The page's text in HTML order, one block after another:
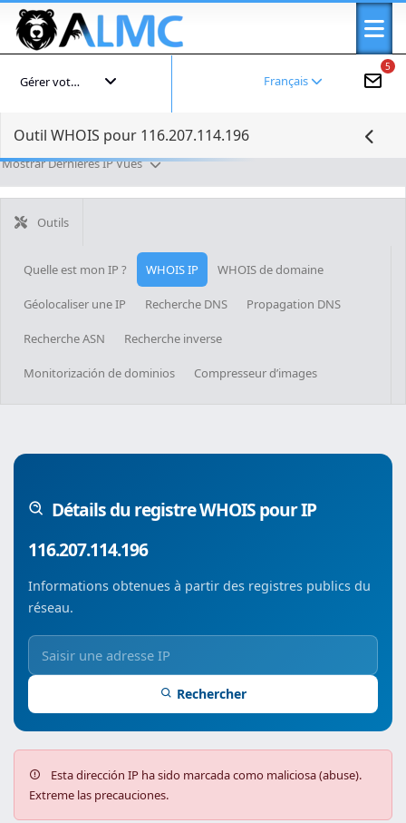
5
Français
Gérer votre compte
Outil WHOIS pour 116.207.114.196
Mostrar Dernières IP Vues
Outils
Quelle est mon IP ? WHOIS IP WHOIS de domaine
Géolocaliser une IP Recherche DNS Propagation DNS
Recherche ASN Recherche inverse
Monitorización de dominios Compresseur d’images
Détails du registre WHOIS pour IP
116.207.114.196
Informations obtenues à partir des registres publics du
réseau.
Rechercher
Esta dirección IP ha sido marcada como maliciosa (abuse).
Extreme las precauciones.